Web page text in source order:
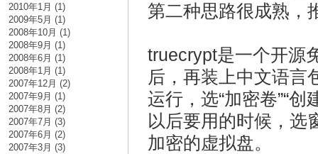
2010年1月 (1)
2009年5月 (1)
2008年10月 (1)
2008年9月 (1)
2008年6月 (1)
2008年1月 (1)
2007年12月 (2)
2007年9月 (1)
2007年8月 (2)
2007年7月 (3)
2007年6月 (2)
2007年3月 (3)
第二种思路很成熟，
truecrypt是一个开源
后，再装上中文语言
运行，选“加密卷”“
以后要用的时候，选
加密的虚拟盘。